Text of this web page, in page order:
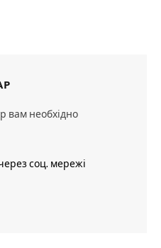
вам необхідно
соц. мережі